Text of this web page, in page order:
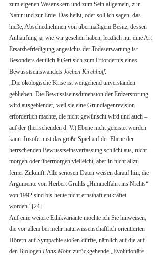
zum eigenen Wesenskern und zum Sein allgemein, zur
Natur und zur Erde. Das heißt, oder soll ich sagen, das
hieße, Abschiednehmen von übermäßigem Besitz, dessen
Anhäufung ja, wie wir gesehen haben, letztlich nur eine Art
Ersatzbefriedigung angesichts der Todeserwartung ist.
Besonders deutlich äußert sich zum Erfordernis eines
Bewusstseinswandels Jochen Kirchhoff:
„Die ökologische Krise ist weitgehend unverstanden
geblieben. Die Bewusstseinsdimension der Erdzerstörung
wird ausgeblendet, weil sie eine Grundlagenrevision
erforderlich machte, die nicht gewünscht wird und auch –
auf der (herrschenden d. V.) Ebene nicht geleistet werden
kann. Insofern ist das große Spiel auf der Ebene der
herrschenden Bewusstseinsverfassung schlicht aus, nicht
morgen oder übermorgen vielleicht, aber in nicht allzu
ferner Zukunft. Alle seriösen Daten weisen darauf hin; die
Argumente von Herbert Gruhls „Himmelfahrt ins Nichts“
von 1992 sind bis heute nicht ernsthaft entkräftet
worden.“[24]
Auf eine weitere Ethikvariante möchte ich Sie hinweisen,
die vor allem bei mehr naturwissenschaftlich orientierten
Hörern auf Sympathie stoßen dürfte, nämlich auf die auf
den Biologen Hans Mohr zurückgehende „Evolutionäre